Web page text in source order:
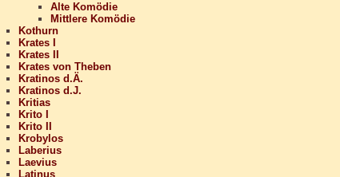
Alte Komödie
Mittlere Komödie
Kothurn
Krates I
Krates II
Krates von Theben
Kratinos d.Ä.
Kratinos d.J.
Kritias
Krito I
Krito II
Krobylos
Laberius
Laevius
Latinus